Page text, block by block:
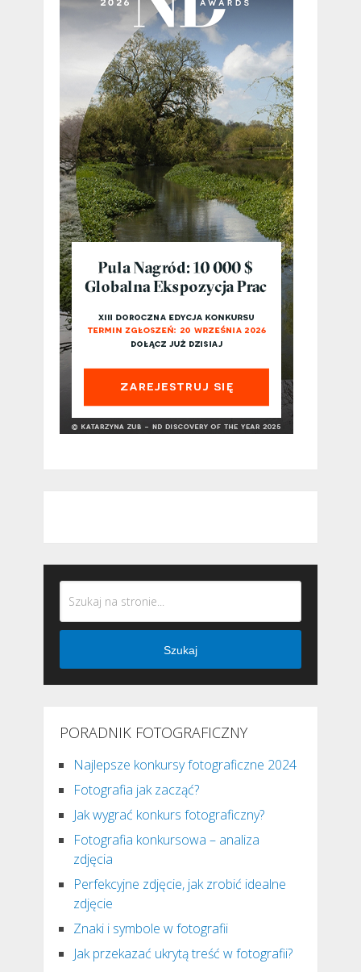
Szukaj
PORADNIK FOTOGRAFICZNY
Najlepsze konkursy fotograficzne 2024
Fotografia jak zacząć?
Jak wygrać konkurs fotograficzny?
Fotografia konkursowa – analiza
zdjęcia
Perfekcyjne zdjęcie, jak zrobić idealne
zdjęcie
Znaki i symbole w fotografii
Jak przekazać ukrytą treść w fotografii?